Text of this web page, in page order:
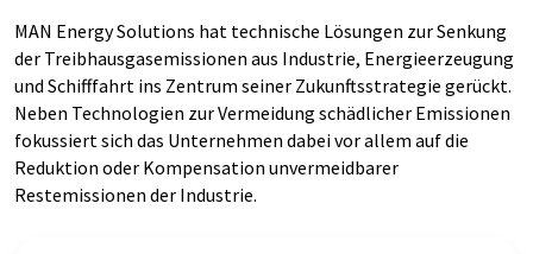
MAN Energy Solutions hat technische Lösungen zur Senkung
der Treibhausgasemissionen aus Industrie, Energieerzeugung
und Schifffahrt ins Zentrum seiner Zukunftsstrategie gerückt.
Neben Technologien zur Vermeidung schädlicher Emissionen
fokussiert sich das Unternehmen dabei vor allem auf die
Reduktion oder Kompensation unvermeidbarer
Restemissionen der Industrie.